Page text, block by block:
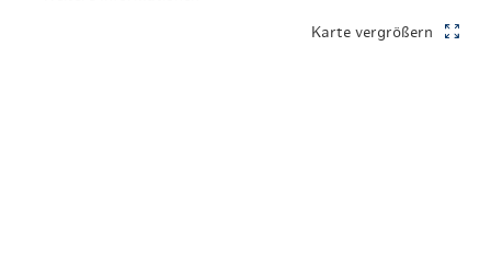
shoppen
Karte vergrößern